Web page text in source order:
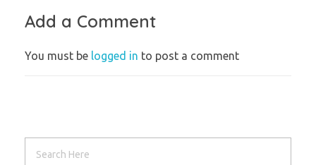
Add a Comment
You must be logged in to post a comment